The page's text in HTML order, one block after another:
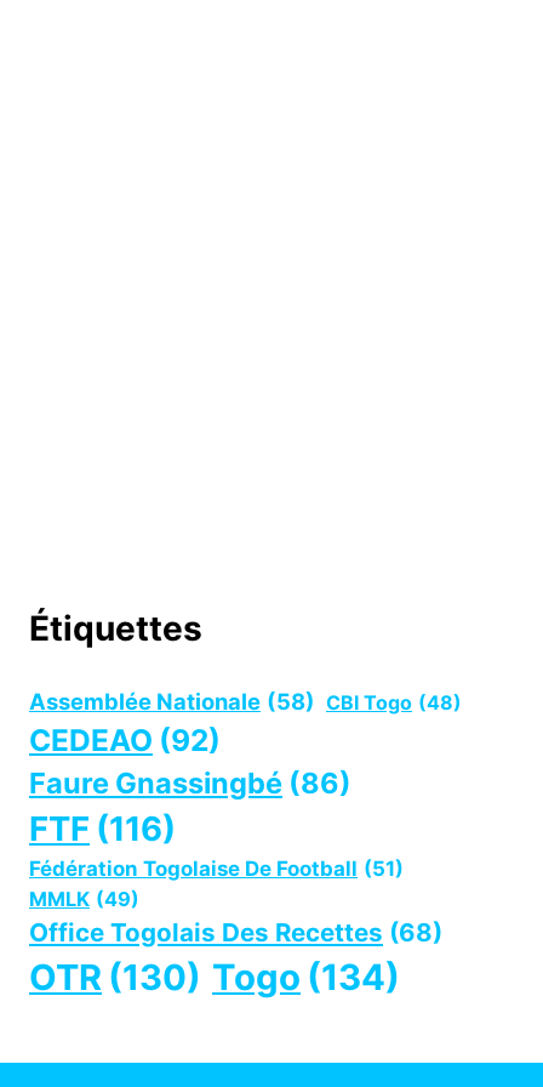
Étiquettes
Assemblée Nationale (58) CBI Togo (48)
CEDEAO (92)
Faure Gnassingbé (86)
FTF (116)
Fédération Togolaise De Football (51)
MMLK (49)
Office Togolais Des Recettes (68)
OTR (130) Togo (134)